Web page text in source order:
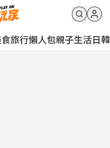
旅行懶人包親子生活日韓